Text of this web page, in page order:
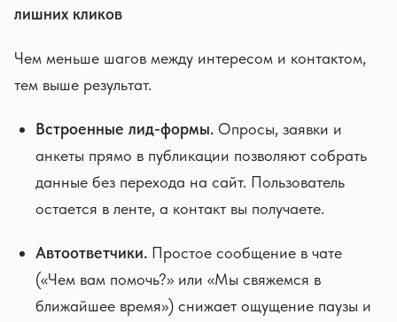
лишних кликов
Чем меньше шагов между интересом и контактом,
тем выше результат.
Встроенные лид-формы. Опросы, заявки и
анкеты прямо в публикации позволяют собрать
данные без перехода на сайт. Пользователь
остается в ленте, а контакт вы получаете.
Автоответчики. Простое сообщение в чате
(«Чем вам помочь?» или «Мы свяжемся в
ближайшее время») снижает ощущение паузы и